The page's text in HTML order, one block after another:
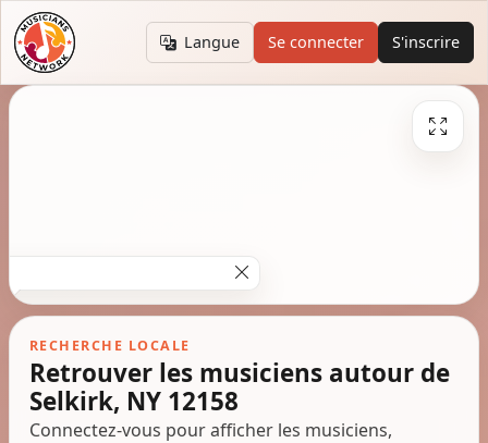
Langue Se connecter S'inscrire
RECHERCHE LOCALE
Retrouver les musiciens autour de
Selkirk, NY 12158
Connectez-vous pour afficher les musiciens,